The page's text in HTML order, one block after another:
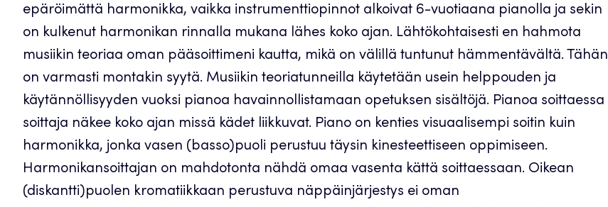
epäröimättä harmonikka, vaikka instrumenttiopinnot alkoivat 6-vuotiaana pianolla ja sekin
on kulkenut harmonikan rinnalla mukana lähes koko ajan. Lähtökohtaisesti en hahmota
musiikin teoriaa oman pääsoittimeni kautta, mikä on välillä tuntunut hämmentävältä. Tähän
on varmasti montakin syytä. Musiikin teoriatunneilla käytetään usein helppouden ja
käytännöllisyyden vuoksi pianoa havainnollistamaan opetuksen sisältöjä. Pianoa soittaessa
soittaja näkee koko ajan missä kädet liikkuvat. Piano on kenties visuaalisempi soitin kuin
harmonikka, jonka vasen (basso)puoli perustuu täysin kinesteettiseen oppimiseen.
Harmonikansoittajan on mahdotonta nähdä omaa vasenta kättä soittaessaan. Oikean
(diskantti)puolen kromatiikkaan perustuva näppäinjärjestys ei oman